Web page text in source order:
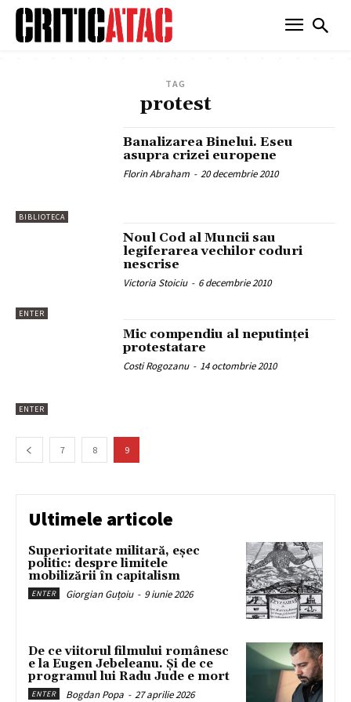
TAG
protest
BIBLIOTECA
Banalizarea Binelui. Eseu
asupra crizei europene
Florin Abraham - 20 decembrie 2010
ENTER
Noul Cod al Muncii sau
legiferarea vechilor coduri
nescrise
Victoria Stoiciu - 6 decembrie 2010
ENTER
Mic compendiu al neputinţei
protestatare
Costi Rogozanu - 14 octombrie 2010
7 8 9
Ultimele articole
Superioritate militară, eșec
politic: despre limitele
mobilizării în capitalism
ENTER Giorgian Guțoiu - 9 iunie 2026
De ce viitorul filmului românesc
e la Eugen Jebeleanu. Și de ce
programul lui Radu Jude e mort
ENTER Bogdan Popa - 27 aprilie 2026